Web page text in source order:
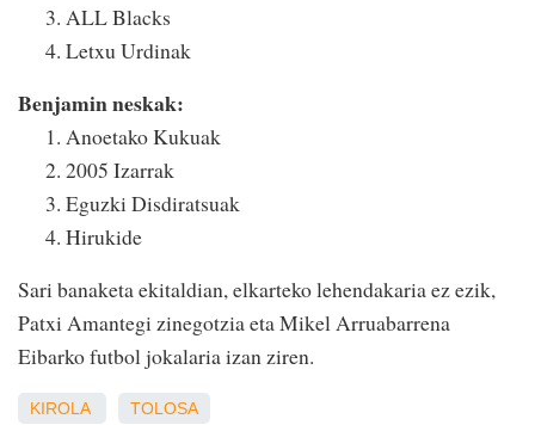
ALL Blacks
Letxu Urdinak
Benjamin neskak:
Anoetako Kukuak
2005 Izarrak
Eguzki Disdiratsuak
Hirukide
Sari banaketa ekitaldian, elkarteko lehendakaria ez ezik,
Patxi Amantegi zinegotzia eta Mikel Arruabarrena
Eibarko futbol jokalaria izan ziren.
KIROLA TOLOSA